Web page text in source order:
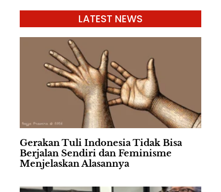
LATEST NEWS
Gerakan Tuli Indonesia Tidak Bisa
Berjalan Sendiri dan Feminisme
Menjelaskan Alasannya